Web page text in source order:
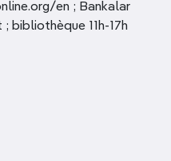
en ; Bankalar
bibliothèque 11h-17h